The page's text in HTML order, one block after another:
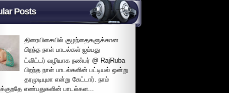
Posts
திரையிசையில் குழந்தைகளுக்கான
பிறந்த நாள் பாடல்கள் ஐம்பது
ட்விட்டர் வழியாக நண்பர் @ RajRuba
பிறந்த நாள் பாடல்களின் பட்டியல் ஒன்று
தரமுடியுமா என்று கேட்டார். நாம்
எண்பதுகளின் பாடல்கள...